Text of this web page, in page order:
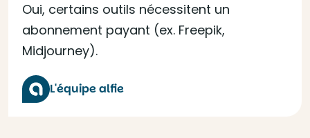
Oui, certains outils nécessitent un
abonnement payant (ex. Freepik,
Midjourney).
L'équipe alfie